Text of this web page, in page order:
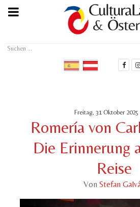
Suchen
Freitag, 31 Oktober 2025
Romería von
Die Erinnerung
Reise
Von Stefan